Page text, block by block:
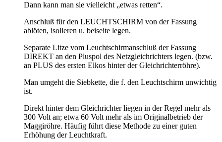
Dann kann man sie vielleicht „etwas retten“.
Anschluß für den LEUCHTSCHIRM von der Fassung
ablöten, isolieren u. beiseite legen.
Separate Litze vom Leuchtschirmanschluß der Fassung
DIREKT an den Pluspol des Netzgleichrichters legen. (bzw.
an PLUS des ersten Elkos hinter der Gleichrichterröhre).
Man umgeht die Siebkette, die f. den Leuchtschirm unwichtig
ist.
Direkt hinter dem Gleichrichter liegen in der Regel mehr als
300 Volt an; etwa 60 Volt mehr als im Originalbetrieb der
Maggiröhre. Häufig führt diese Methode zu einer guten
Erhöhung der Leuchtkraft.